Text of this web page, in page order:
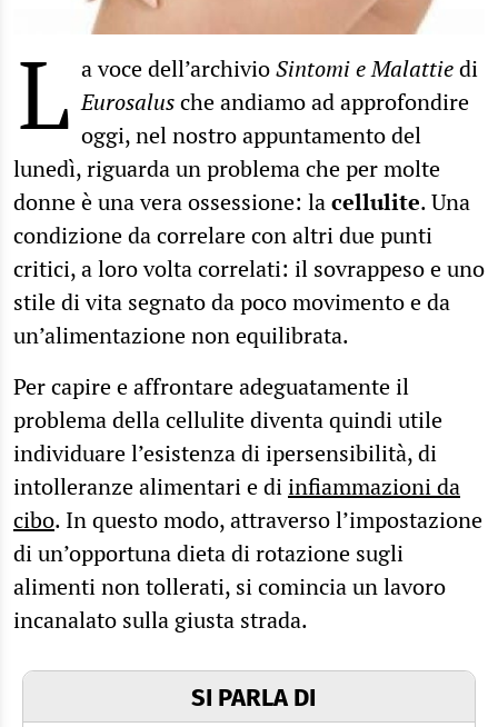
L a voce dell’archivioSintomi e Malattiedi
Eurosalusche andiamo ad approfondire
oggi, nel nostro appuntamento del
lunedì, riguarda un problema che per molte
donne è una vera ossessione: lacellulite. Una
condizione da correlare con altri due punti
critici, a loro volta correlati: il sovrappeso e uno
stile di vita segnato da poco movimento e da
un’alimentazione non equilibrata.
Per capire e affrontare adeguatamente il
problema della cellulite diventa quindi utile
individuare l’esistenza di ipersensibilità, di
intolleranze alimentari e diinfiammazioni da
cibo. In questo modo, attraverso l’impostazione
di un’opportuna dieta di rotazione sugli
alimenti non tollerati, si comincia un lavoro
incanalato sulla giusta strada.
SI PARLA DI